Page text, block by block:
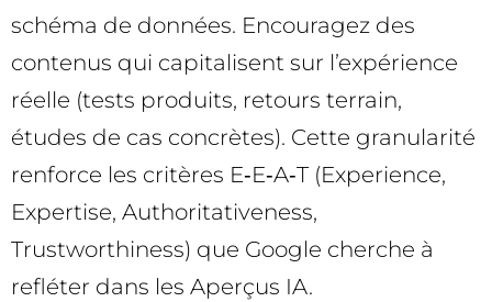
schéma de données. Encouragez des
contenus qui capitalisent sur l’expérience
réelle (tests produits, retours terrain,
études de cas concrètes). Cette granularité
renforce les critères E‑E‑A‑T (Experience,
Expertise, Authoritativeness,
Trustworthiness) que Google cherche à
refléter dans les Aperçus IA.